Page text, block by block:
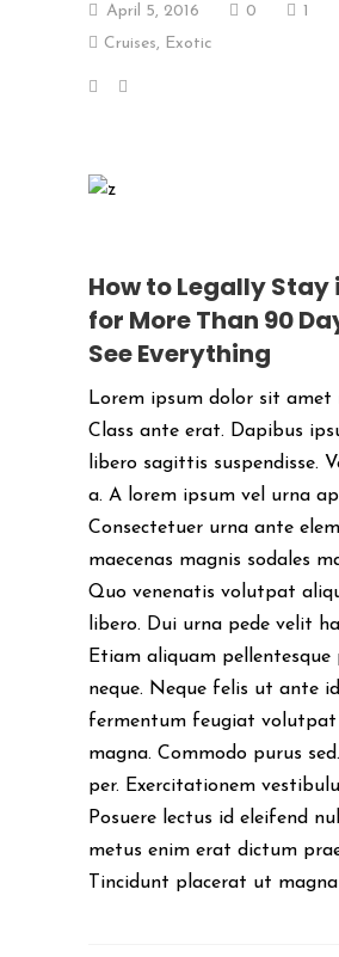
April 5, 2016 0
1
Cruises, Exotic
How to Legally Stay
for More Than 90
See Everything
Lorem ipsum dolor sit amet
Class ante erat. Dapibus
libero sagittis suspendisse.
a. A lorem ipsum vel urna
Consectetuer urna ante
maecenas magnis sodales
Quo venenatis volutpat
libero. Dui urna pede velit
Etiam aliquam
neque. Neque felis ut ante
fermentum feugiat volutpat
magna. Commodo purus
per. Exercitationem
Posuere lectus id eleifend
metus enim erat dictum
Tincidunt placerat ut magna